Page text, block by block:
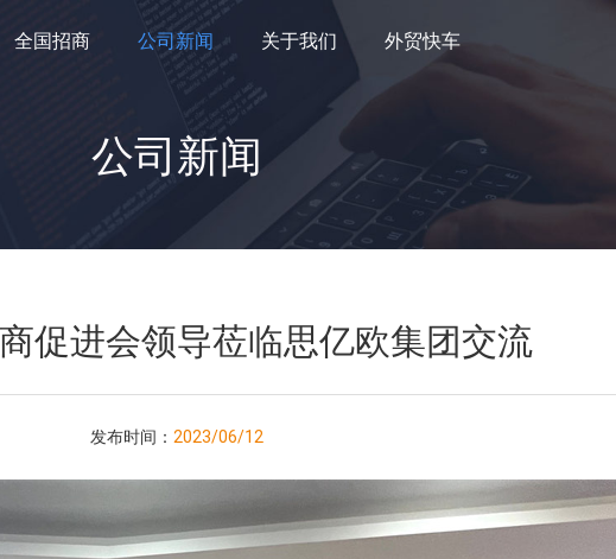
全国招商 公司新闻 关于我们 外贸快车
公司新闻
促进会领导莅临思亿欧集团交流
发布时间： 2023/06/12